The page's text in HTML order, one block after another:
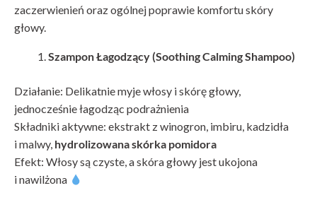
zaczerwienień oraz ogólnej poprawie komfortu skóry
głowy.
Szampon Łagodzący (Soothing Calming Shampoo)
Działanie: Delikatnie myje włosy i skórę głowy,
jednocześnie łagodząc podrażnienia
Składniki aktywne: ekstrakt z winogron, imbiru, kadzidła
i malwy, hydrolizowana skórka pomidora
Efekt: Włosy są czyste, a skóra głowy jest ukojona
i nawilżona​